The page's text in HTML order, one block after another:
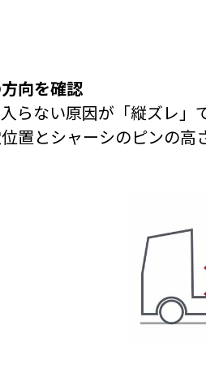
方向を確認
らない原因が「縦ズレ」
置とシャーシのピンの高